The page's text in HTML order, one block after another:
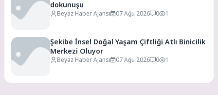
dokunuşu
Beyaz Haber Ajansı 07 Ağu 2026 0 1
Şekibe İnsel Doğal Yaşam Çiftliği Atlı Binicilik
Merkezi Oluyor
Beyaz Haber Ajansı 07 Ağu 2026 0 1